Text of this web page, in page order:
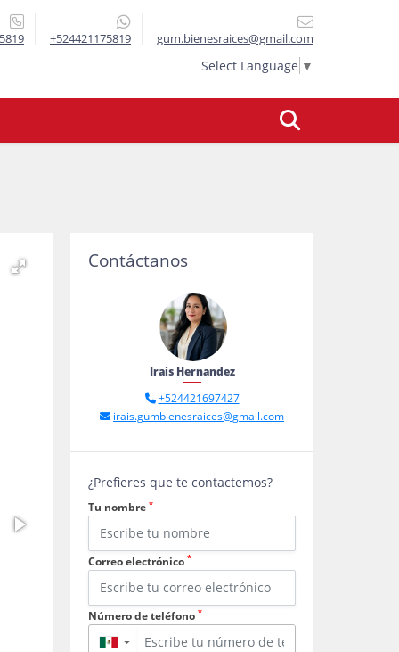
+524421175819 gum.bienesraices@gmail.com
Select Language ▼
Contáctanos
Iraís Hernandez
+524421697427
irais.gumbienesraices@gmail.com
¿Prefieres que te contactemos?
Tu nombre *
Correo electrónico *
Número de teléfono *
▼